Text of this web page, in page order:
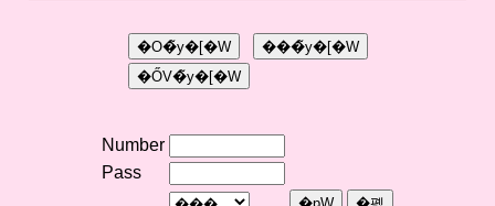
Number
Pass